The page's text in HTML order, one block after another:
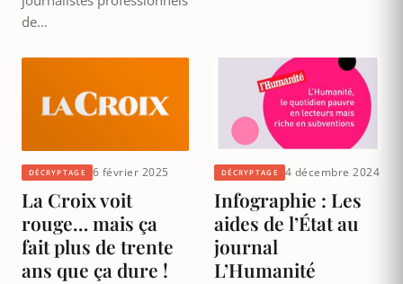
de…
DÉCRYPTAGE 6 février 2025
La Croix voit
rouge… mais ça
fait plus de trente
ans que ça dure !
DÉCRYPTAGE 4 décembre 2024
Infographie : Les
aides de l’État au
journal
L’Humanité